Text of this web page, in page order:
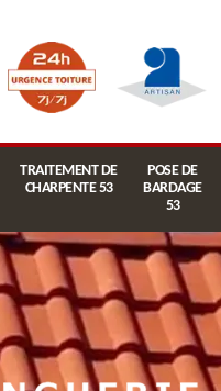
TRAITEMENT DE
CHARPENTE 53
POSE DE
BARDAGE
53